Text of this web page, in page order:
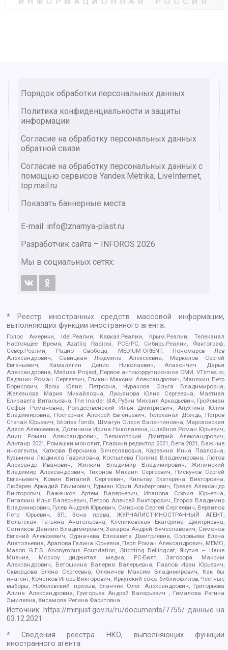
Порядок обработки персональных данных
Политика конфиденциальности и защиты
информации
Согласие на обработку персональных данных
обратной связи
Согласие на обработку персональных данных с
помощью сервисов Yandex.Metrika, LiveInternet,
top.mail.ru
Показать баннерные места
E-mail: info@znamya-plast.ru
Разработчик сайта – INFOROS 2026
Мы в социальных сетях:
* Реестр иностранных средств массовой информации,
выполняющих функции иностранного агента:
Голос Америки, Idel.Реалии, Кавказ.Реалии, Крым.Реалии, Телеканал
Настоящее Время, Azatliq Radiosi, PCE/PC, Сибирь.Реалии, Фактограф,
Север.Реалии, Радио Свобода, MEDIUM-ORIENT, Пономарев Лев
Александрович, Савицкая Людмила Алексеевна, Маркелов Сергей
Евгеньевич, Камалягин Денис Николаевич, Апахончич Дарья
Александровна, Medusa Project, Первое антикоррупционное СМИ, VTimes.io,
Баданин Роман Сергеевич, Гликин Максим Александрович, Маняхин Петр
Борисович, Ярош Юлия Петровна, Чуракова Ольга Владимировна,
Железнова Мария Михайловна, Лукьянова Юлия Сергеевна, Маетная
Елизавета Витальевна, The Insider SIA, Рубин Михаил Аркадьевич, Гройсман
Софья Романовна, Рождественский Илья Дмитриевич, Апухтина Юлия
Владимировна, Постернак Алексей Евгеньевич, Телеканал Дождь, Петров
Степан Юрьевич, Istories fonds, Шмагун Олеся Валентиновна, Мароховская
Алеся Алексеевна, Долинина Ирина Николаевна, Шлейнов Роман Юрьевич,
Анин Роман Александрович, Великовский Дмитрий Александрович,
Альтаир 2021, Ромашки монолит, Главный редактор 2021, Вега 2021, Важные
иноагенты, Каткова Вероника Вячеславовна, Карезина Инна Павловна,
Кузьмина Людмила Гавриловна, Костылева Полина Владимировна, Лютов
Александр Иванович, Жилкин Владимир Владимирович, Жилинский
Владимир Александрович, Тихонов Михаил Сергеевич, Пискунов Сергей
Евгеньевич, Ковин Виталий Сергеевич, Кильтау Екатерина Викторовна,
Любарев Аркадий Ефимович, Гурман Юрий Альбертович, Грезев Александр
Викторович, Важенков Артем Валерьевич, Иванова София Юрьевна,
Пигалкин Илья Валерьевич, Петров Алексей Викторович, Егоров Владимир
Владимирович, Гусев Андрей Юрьевич, Смирнов Сергей Сергеевич, Верзилов
Петр Юрьевич, ЗП, Зона права, ЖУРНАЛИСТ-ИНОСТРАННЫЙ АГЕНТ,
Вольтская Татьяна Анатольевна, Клепиковская Екатерина Дмитриевна,
Сотников Даниил Владимирович, Захаров Андрей Вячеславович, Симонов
Евгений Алексеевич, Сурначева Елизавета Дмитриевна, Соловьева Елена
Анатольевна, Арапова Галина Юрьевна, Перл Роман Александрович, МЕМО,
Mason G.E.S. Anonymous Foundation, Stichting Bellingcat, Якутия – Наше
Мнение, Москоу диджитал медиа, РС-Балт, Заговора Максим
Александрович, Ветошкина Валерия Валерьевна, Павлов Иван Юрьевич,
Скворцова Елена Сергеевна, Оленичев Максим Владимирович, Как бы
инагент, Кочетков Игорь Викторович, Иркутский союз библиофилов, Честные
выборы, Нобелевский призыв, Еланчик Олег Александрович, Григорьева
Алина Александровна, Григорьев Андрей Валерьевич , Гималова Регина
Эмилевна, Хисамова Регина Фаритовна
Источник:https://minjust.gov.ru/ru/documents/7755/ данные на
03.12.2021
* Сведения реестра НКО, выполняющих функции
иностранного агента: